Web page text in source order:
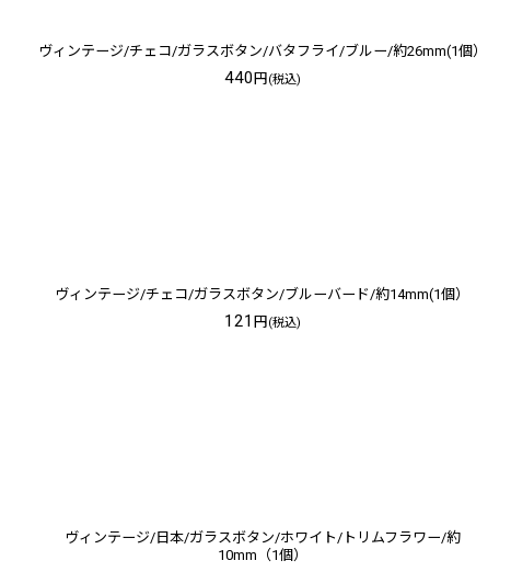
ヴィンテージ/チェコ/ガラスボタン/バタフライ/ブルー/約26mm(1個）
440 円 (税込)
ヴィンテージ/チェコ/ガラスボタン/ブルーバード/約14mm(1個）
121 円 (税込)
ヴィンテージ/日本/ガラスボタン/ホワイト/トリムフラワー/約
10mm（1個）